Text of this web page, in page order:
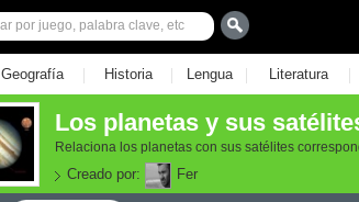
Geografía | Historia | Lengua | Literatura |
Los planetas y sus
Relaciona los planetas con sus satélites
Creado por: Fer